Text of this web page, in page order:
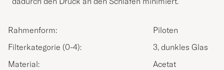
Rahmenform:
Piloten
Filterkategorie (0-4):
3, dunkles Glas
Material:
Acetat